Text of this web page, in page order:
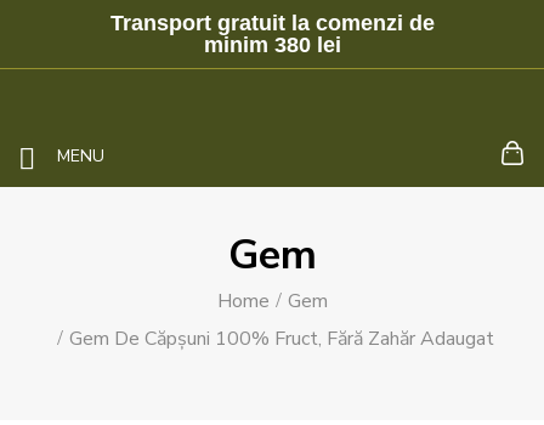
Transport gratuit la comenzi de
minim 380 lei
MENU
Gem
Home
Gem
Gem De Căpșuni 100% Fruct, Fără Zahăr Adaugat